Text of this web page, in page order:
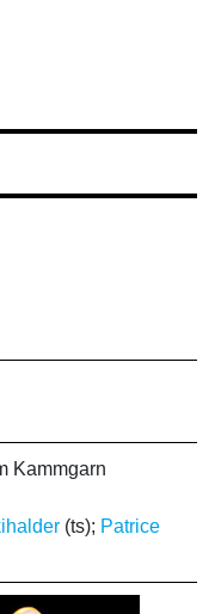
Kammgarn
(ts); Patrice